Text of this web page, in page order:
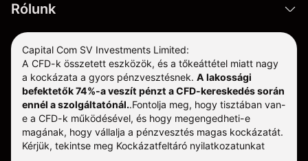
Rólunk
Capital Com SV Investments Limited:
A CFD-k összetett eszközök, és a tőkeáttétel miatt nagy
a kockázata a gyors pénzvesztésnek. A lakossági
befektetők 74%-a veszít pénzt a CFD-kereskedés során
ennél a szolgáltatónál..Fontolja meg, hogy tisztában van-
e a CFD-k működésével, és hogy megengedheti-e
magának, hogy vállalja a pénzvesztés magas kockázatát.
Kérjük, tekintse meg Kockázatfeltáró nyilatkozatunkat